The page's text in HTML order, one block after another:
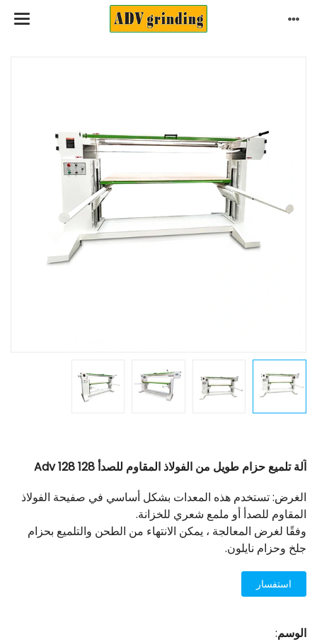
آلة تلميع حزام طويل من الفولاذ المقاوم للصدأ 128 Adv 128
الغرض: تستخدم هذه المعدات بشكل أساسي في صفيحة الفولاذ
المقاوم للصدأ أو ملمع شعري للخزانة.
وفقًا لغرض المعالجة ، يمكن الانتهاء من الطحن والتلميع بحزام
جلخ وحزام نايلون.
استفسار
الوسم: